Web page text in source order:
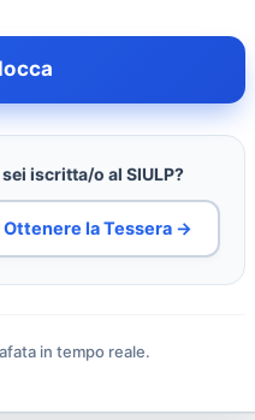
iscritta/o al SIULP?
la Tessera →
in tempo reale.